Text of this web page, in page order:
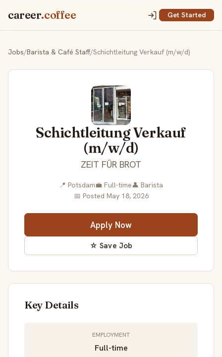
career.coffee Get Started
Jobs/Barista & Café Staff/Schichtleitung Verkauf (m/w/d)
Schichtleitung Verkauf
(m/w/d)
ZEIT FÜR BROT
📍 Potsdam💼 Full-time👤 Barista
📅 Posted May 18, 2026
Apply Now
☆ Save Job
Key Details
EMPLOYMENT
Full-time